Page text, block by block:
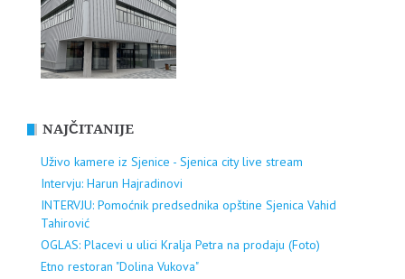
NAJČITANIJE
Uživo kamere iz Sjenice - Sjenica city live stream
Intervju: Harun Hajradinovi
INTERVJU: Pomoćnik predsednika opštine Sjenica Vahid
Tahirović
OGLAS: Placevi u ulici Kralja Petra na prodaju (Foto)
Etno restoran "Dolina Vukova"